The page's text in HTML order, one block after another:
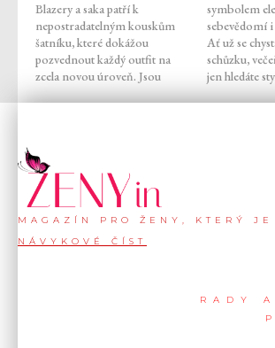
Blazery a saka patří k
nepostradatelným kouskům
šatníku, které dokážou
pozvednout každý outfit na
zcela novou úroveň. Jsou
symbolem elegance,
sebevědomí i univerzálnosti.
Ať už se chystáte na pracovní
schůzku, večeři s přáteli nebo
jen hledáte
MAGAZÍN PRO ŽENY, KTERÝ JE
NÁVYKOVÉ ČÍST
RADY